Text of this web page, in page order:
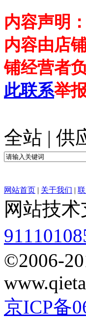
内容声明
内容由店
铺经营者
此联系举
全站 | 供
网站首页 | 关于我们 |
网站技
©2006-
京ICP备